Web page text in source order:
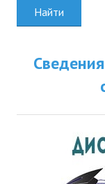
Найти